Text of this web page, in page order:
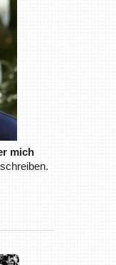
mich
schreiben.